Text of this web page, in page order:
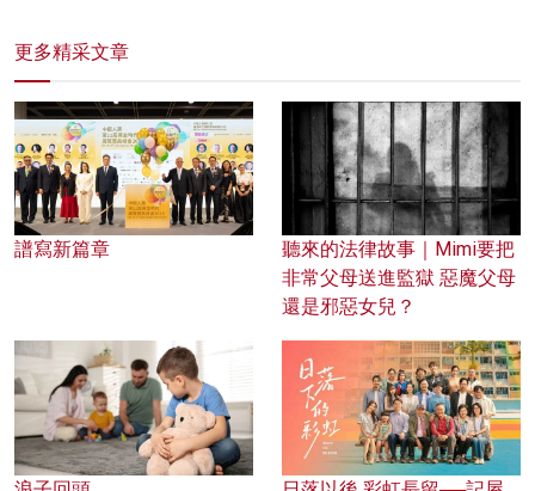
更多精采文章
譜寫新篇章
聽來的法律故事｜Mimi要把
非常父母送進監獄 惡魔父母
還是邪惡女兒？